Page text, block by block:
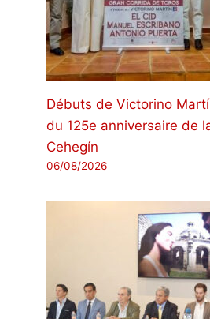
Débuts de Victorino
du 125e anniversaire de
Cehegín
06/08/2026